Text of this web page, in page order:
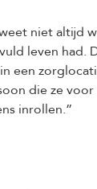
niet
leven
een
die ze
inrollen.”